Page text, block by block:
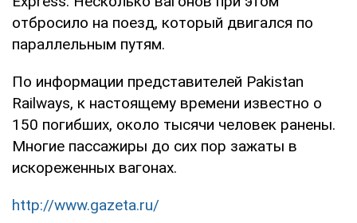
отбросило на поезд, который двигался по
параллельным путям.
По информации представителей Pakistan
Railways, к настоящему времени известно о
150 погибших, около тысячи человек ранены.
Многие пассажиры до сих пор зажаты в
искореженных вагонах.
http://www.gazeta.ru/